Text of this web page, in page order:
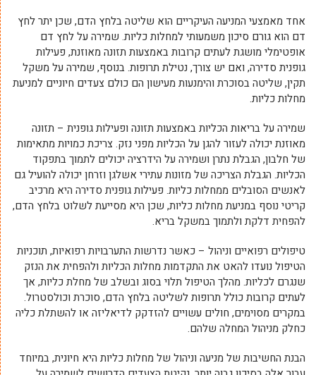
אחד מאמצעי המניעה העיקריים הוא שליטה בלחץ הדם, שכן יתר לחץ
דם הוא גורם סיכון משמעותי למחלות כליות. שמירה על לחץ דם
אופטימלי מושגת לעתים קרובות באמצעות תזונה מאוזנת, פעילות
גופנית סדירה, ואם יש צורך, נטילת תרופות. בנוסף, שמירה על משקל
תקין, שליטה בסוכרת והימנעות מעישון הם כולם צעדים חיוניים למניעת
מחלות כליות.
שמירה על בריאות הכליות באמצעות תזונה ופעילות גופנית – תזונה
מאוזנת יכולה לעזור להגן על הכליות מפני נזק. צריכת כמויות מתאימות
של חלבון, הגבלת נתרן ושמירה על הידרציה יכולים לתמוך בתפקוד
הכליות. הגבלת הצריכה של מזונות עתירי אשלגן וזרחן יכולה להועיל גם
לאנשים הסובלים ממחלות כליות. פעילות גופנית סדירה היא מרכיב
קריטי נוסף במניעת מחלות כליות, שכן היא מסייעת לשלוט בלחץ הדם,
להפחית דלקת ולתמוך במשקל בריא.
טיפולים רפואיים וניהול – כאשר נדרשות התערבויות רפואיות, תוכניות
הטיפול נועדו להאט את התקדמות מחלות הכליות ולהפחית את הנזק
שנגרם לכליות. מהלך הטיפול תלוי בסוג ובשלב של מחלת כליות, אך
לעתים קרובות כולל תרופות לשליטה בלחץ הדם, סוכרת וכולסטרול.
במקרים מסוימים, חולים עשויים להזדקק לדיאליזה או להשתלת כליה
כחלק מניהול המחלה שלהם.
הבנת החשיבות של מניעה וניהול של מחלות כליות היא חיונית, במיוחד